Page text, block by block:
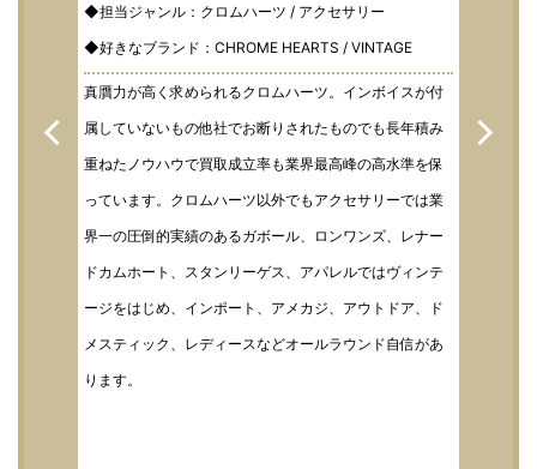
◆担当ジャンル：クロムハーツ / アクセサリー
◆好きなブランド：CHROME HEARTS / VINTAGE
真贋力が高く求められるクロムハーツ。インボイスが付
属していないもの他社でお断りされたものでも長年積み
重ねたノウハウで買取成立率も業界最高峰の高水準を保
っています。クロムハーツ以外でもアクセサリーでは業
界一の圧倒的実績のあるガボール、ロンワンズ、レナー
ドカムホート、スタンリーゲス、アパレルではヴィンテ
ージをはじめ、インポート、アメカジ、アウトドア、ド
メスティック、レディースなどオールラウンド自信があ
ります。